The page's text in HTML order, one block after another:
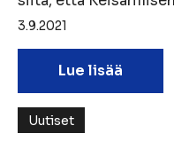
3.9.2021
Lue lisää
Uutiset